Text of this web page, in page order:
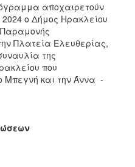
αποχαιρετούν
2024 ο Δήμος Ηρακλείου
Πλατεία Ελευθερίας,
της
που
Μπεγνή και την Άννα -